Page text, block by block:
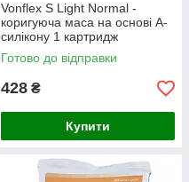
Vonflex S Light Normal -
коригуюча маса на основі А-
силікону 1 картридж
Готово до відправки
428 ₴
Купити